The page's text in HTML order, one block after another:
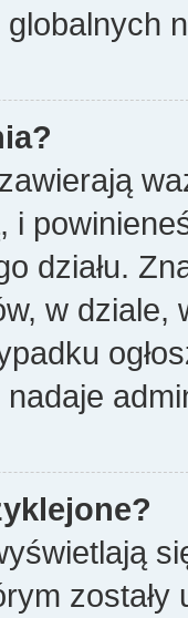
globalnych
i
działu.
w dziale,